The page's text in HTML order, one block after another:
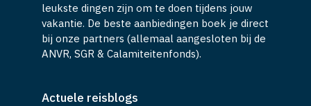
leukste dingen zijn om te doen tijdens jouw
vakantie. De beste aanbiedingen boek je direct
bij onze partners (allemaal aangesloten bij de
ANVR, SGR & Calamiteitenfonds).
Actuele reisblogs